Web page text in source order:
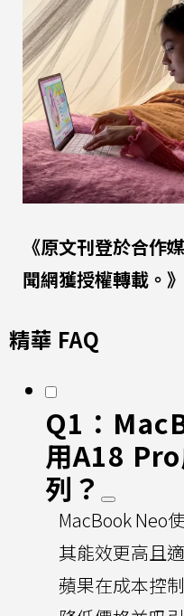
《原文刊登於合作
聞網獲授權轉載。》
精華 FAQ
Q1：
用A18
列？
MacBook Neo
其能效更高且
蘋果在成本控